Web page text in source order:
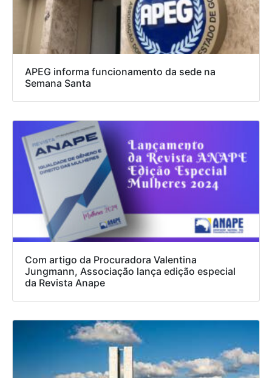
APEG informa funcionamento da sede na
Semana Santa
Com artigo da Procuradora Valentina
Jungmann, Associação lança edição especial
da Revista Anape